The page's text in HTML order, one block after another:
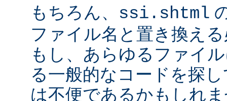
もちろん、 ssi.shtml
ファイル名と置き換え
もし、あらゆるファイ
る一般的なコードを探
は不便であるかもしれ